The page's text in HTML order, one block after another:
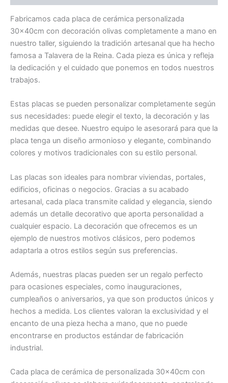
Fabricamos cada placa de cerámica personalizada
30x40cm con decoración olivas completamente a mano en
nuestro taller, siguiendo la tradición artesanal que ha hecho
famosa a Talavera de la Reina. Cada pieza es única y refleja
la dedicación y el cuidado que ponemos en todos nuestros
trabajos.
Estas placas se pueden personalizar completamente según
sus necesidades: puede elegir el texto, la decoración y las
medidas que desee. Nuestro equipo le asesorará para que la
placa tenga un diseño armonioso y elegante, combinando
colores y motivos tradicionales con su estilo personal.
Las placas son ideales para nombrar viviendas, portales,
edificios, oficinas o negocios. Gracias a su acabado
artesanal, cada placa transmite calidad y elegancia, siendo
además un detalle decorativo que aporta personalidad a
cualquier espacio. La decoración que ofrecemos es un
ejemplo de nuestros motivos clásicos, pero podemos
adaptarla a otros estilos según sus preferencias.
Además, nuestras placas pueden ser un regalo perfecto
para ocasiones especiales, como inauguraciones,
cumpleaños o aniversarios, ya que son productos únicos y
hechos a medida. Los clientes valoran la exclusividad y el
encanto de una pieza hecha a mano, que no puede
encontrarse en productos estándar de fabricación
industrial.
Cada placa de cerámica de personalizada 30x40cm con